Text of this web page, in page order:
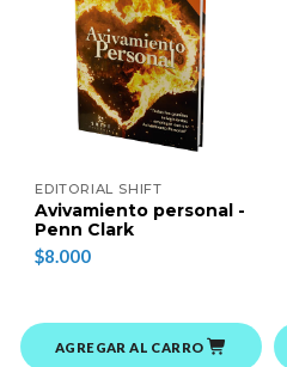
EDITORIAL SHIFT
Avivamiento personal -
Penn Clark
$8.000
AGREGAR AL CARRO